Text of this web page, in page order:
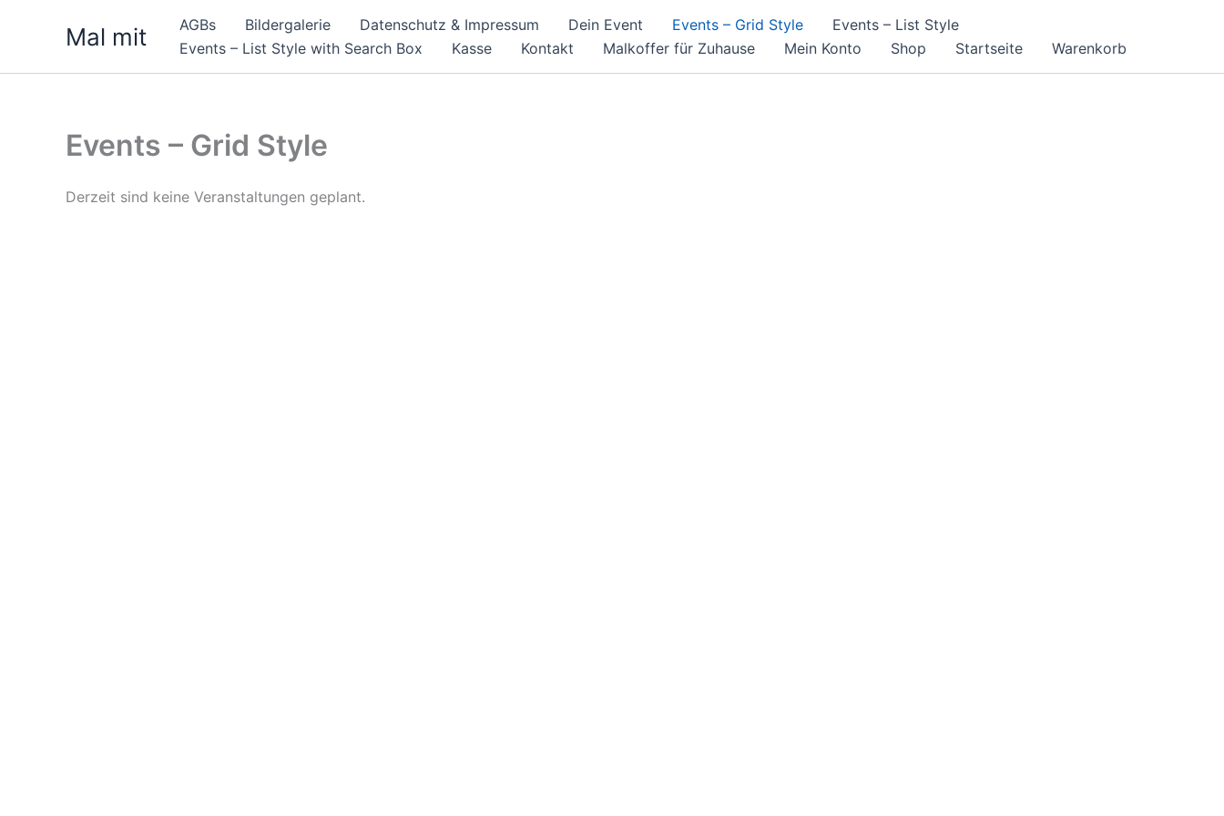
Mal mit AGBs Bildergalerie Datenschutz & Impressum Dein Event Events – Grid Style
Events – List Style
Events – List Style with Search Box
Kasse Kontakt Malkoffer für Zuhause Mein Konto Shop Startseite Warenkorb
Events – Grid Style
Derzeit sind keine Veranstaltungen geplant.